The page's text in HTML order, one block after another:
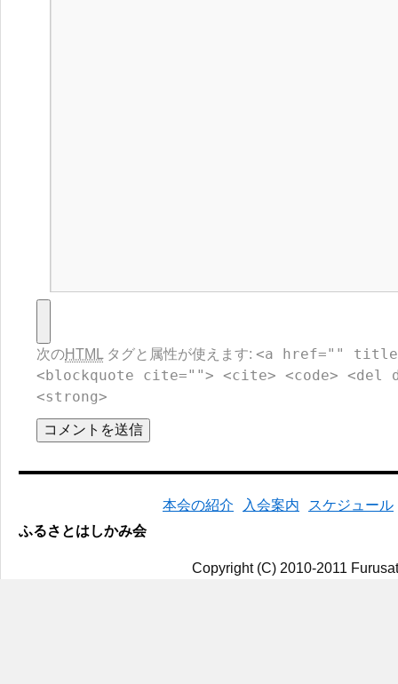
次のHTML タグと属性が使えます: <a href=""
<blockquote cite=""> <cite> <code> <del
<strong>
本会の紹介 入会案内
スケジュール
ふるさとはしかみ会
Copyright (C) 2010-2011